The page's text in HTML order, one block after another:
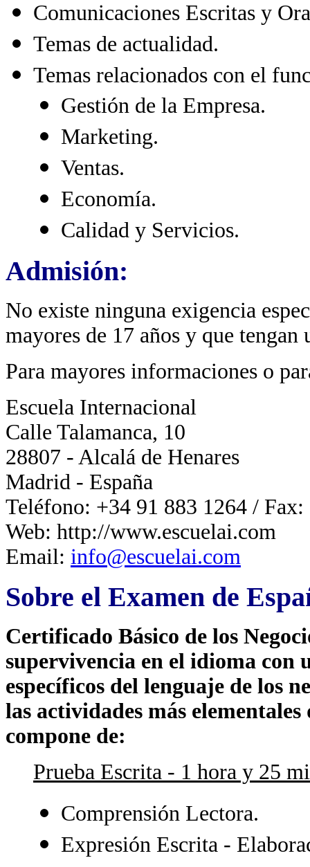
Comunicaciones Escritas y
Temas de actualidad.
Temas relacionados con el
Gestión de la Empresa.
Marketing.
Ventas.
Economía.
Calidad y Servicios.
Admisión:
No existe ninguna exigencia
mayores de 17 años y que
Para mayores informaciones o
Escuela Internacional
Calle Talamanca, 10
28807 - Alcalá de Henares
Madrid - España
Teléfono: +34 91 883 1264 /
Web: http://www.escuelai.com
Email: info@escuelai.com
Sobre el Examen de
Certificado Básico de los
supervivencia en el idioma con
específicos del lenguaje de los
las actividades más
compone de:
Prueba Escrita - 1 hora y 25
Comprensión Lectora.
Expresión Escrita -